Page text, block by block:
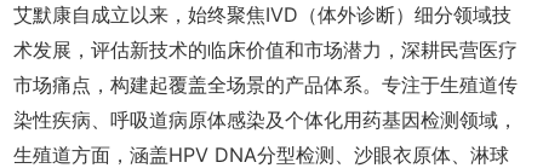
艾默康自成立以来，始终聚焦IVD（体外诊断）细分领域技
术发展，评估新技术的临床价值和市场潜力，深耕民营医疗
市场痛点，构建起覆盖全场景的产品体系。专注于生殖道传
染性疾病、呼吸道病原体感染及个体化用药基因检测领域，
生殖道方面，涵盖HPV DNA分型检测、沙眼衣原体、淋球